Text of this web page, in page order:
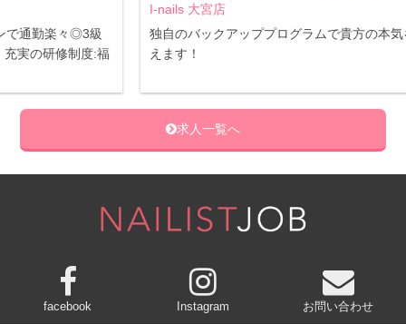
級
:福
独自のバックアッププログラムで貴方の本気を叶
えます！
都
求人一覧へ
facebook Instagram お問い合わせ